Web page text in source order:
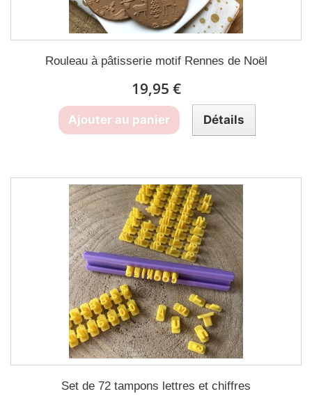
Rouleau à pâtisserie motif Rennes de Noël
19,95 €
Ajouter au panier Détails
Set de 72 tampons lettres et chiffres